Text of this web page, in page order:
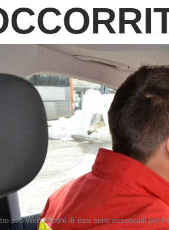
sito Web. Alcuni di essi sono essenziali per